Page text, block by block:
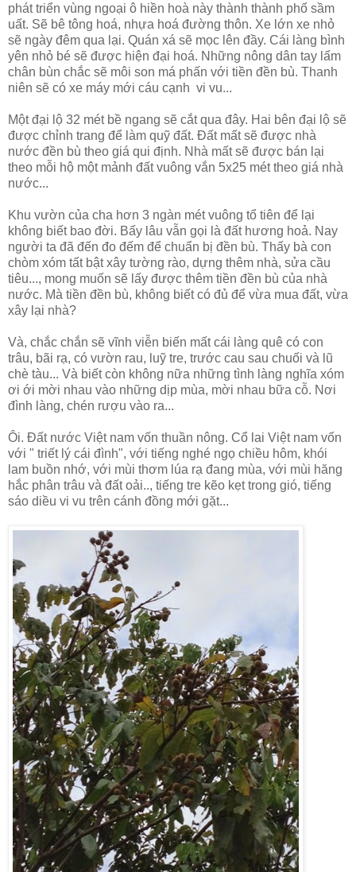
phát triển vùng ngoại ô hiền hoà này thành thành phố sầm
uất. Sẽ bê tông hoá, nhựa hoá đường thôn. Xe lớn xe nhỏ
sẽ ngày đêm qua lại. Quán xá sẽ mọc lên đầy. Cái làng bình
yên nhỏ bé sẽ được hiện đại hoá. Những nông dân tay lấm
chân bùn chắc sẽ môi son má phấn với tiền đền bù. Thanh
niên sẽ có xe máy mới cáu cạnh vi vu...
Một đại lộ 32 mét bề ngang sẽ cắt qua đây. Hai bên đại lộ sẽ
được chỉnh trang để làm quỹ đất. Đất mất sẽ được nhà
nước đền bù theo giá qui định. Nhà mất sẽ được bán lại
theo mỗi hộ một mảnh đất vuông vắn 5x25 mét theo giá nhà
nước...
Khu vườn của cha hơn 3 ngàn mét vuông tổ tiên để lại
không biết bao đời. Bấy lâu vẫn gọi là đất hương hoả. Nay
người ta đã đến đo đếm để chuẩn bị đền bù. Thấy bà con
chòm xóm tất bật xây tường rào, dựng thêm nhà, sửa cầu
tiêu..., mong muốn sẽ lấy được thêm tiền đền bù của nhà
nước. Mà tiền đền bù, không biết có đủ để vừa mua đất, vừa
xây lại nhà?
Và, chắc chắn sẽ vĩnh viễn biến mất cái làng quê có con
trâu, bãi rạ, có vườn rau, luỹ tre, trước cau sau chuối và lũ
chè tàu... Và biết còn không nữa những tình làng nghĩa xóm
ơi ới mời nhau vào những dịp mùa, mời nhau bữa cỗ. Nơi
đình làng, chén rượu vào ra...
Ôi. Đất nước Việt nam vốn thuần nông. Cổ lai Việt nam vốn
với " triết lý cái đình", với tiếng nghé ngọ chiều hôm, khói
lam buồn nhớ, với mùi thơm lúa rạ đang mùa, với mùi hăng
hắc phân trâu và đất oải.., tiếng tre kẽo kẹt trong gió, tiếng
sáo diều vi vu trên cánh đồng mới gặt...